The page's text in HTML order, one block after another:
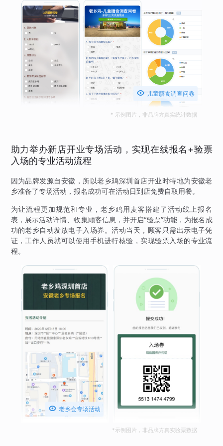
 儿童膳食调查问卷
* 示例图片，非品牌方真实统计数据
助力举办新店开业专场活动，实现在线报名+验票
入场的专业活动流程
因为品牌发源自安徽，所以老乡鸡深圳首店开业时特地为安徽老
乡准备了专场活动，报名成功可在活动日到店免费自取用餐。
为让流程更加规范和专业，老乡鸡用麦客搭建了活动线上报名
表，展示活动详情、收集顾客信息，并开启“验票”功能，为报名成
功的老乡自动发放电子入场券。活动当天，顾客只需出示电子凭
证，工作人员就可以使用手机进行核验，实现验票入场的专业流
程。
 老乡会专场活动
*示例图片，非品牌方真实验票数据